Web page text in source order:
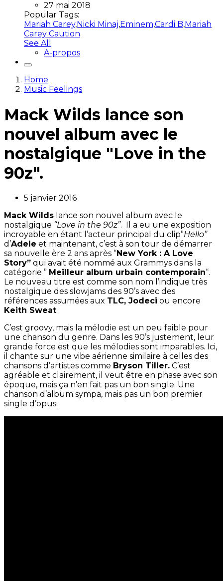
27 mai 2018
Popular Tags:
Mariah Carey,Nicki Minaj,Eminem,Cardi B,Mariah
Carey Caution
See All
A-propos
Home
Music Feelings
Mack Wilds lance son
nouvel album avec le
nostalgique "Love in the
90z".
5 janvier 2016
Mack Wilds lance son nouvel album avec le
nostalgique “Love in the 90z”. Il a eu une exposition
incroyable en étant l’acteur principal du clip”Hello”
d’Adele et maintenant, c’est à son tour de démarrer
sa nouvelle ère 2 ans après “New York : A Love
Story” qui avait été nommé aux Grammys dans la
catégorie ” Meilleur album urbain contemporain“.
Le nouveau titre est comme son nom l’indique très
nostalgique des slowjams des 90’s avec des
références assumées aux TLC, Jodeci ou encore
Keith Sweat.
C’est groovy, mais la mélodie est un peu faible pour
une chanson du genre. Dans les 90’s justement, leur
grande force est que les mélodies sont imparables. Ici,
il chante sur une vibe aérienne similaire à celles des
chansons d’artistes comme Bryson Tiller. C’est
agréable et clairement, il veut être en phase avec son
époque, mais ça n’en fait pas un bon single. Une
chanson d’album sympa, mais pas un bon premier
single d’opus.